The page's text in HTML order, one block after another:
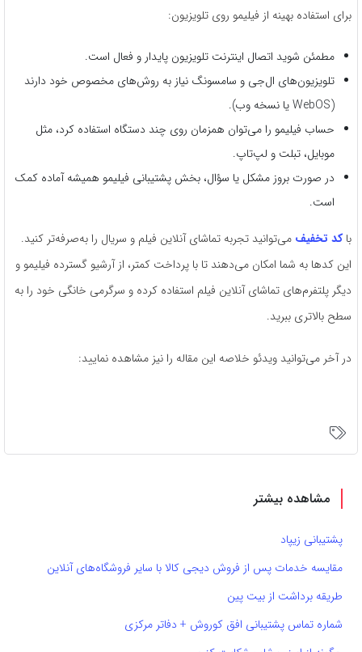
برای استفاده بهینه از فیلیمو روی تلویزیون:
مطمئن شوید اتصال اینترنت تلویزیون پایدار و فعال است.
تلویزیون‌های ال‌جی و سامسونگ نیاز به روش‌های مخصوص خود دارند
(WebOS یا نسخه وب).
حساب فیلیمو را می‌توان همزمان روی چند دستگاه استفاده کرد، مثل
موبایل، تبلت و لپ‌تاپ.
در صورت بروز مشکل یا سؤال، بخش پشتیبانی فیلیمو همیشه آماده کمک
است.
باکد تخفیف می‌توانید تجربه تماشای آنلاین فیلم و سریال را به‌صرفه‌تر کنید.
این کدها به شما امکان می‌دهند تا با پرداخت کمتر، از آرشیو گسترده فیلیمو و
دیگر پلتفرم‌های تماشای آنلاین فیلم استفاده کرده و سرگرمی خانگی خود را به
سطح بالاتری ببرید.
در آخر می‌توانید ویدئو خلاصه این مقاله را نیز مشاهده نمایید:
مشاهده بیشتر
پشتیبانی زیپاد
مقایسه خدمات پس از فروش دیجی کالا با سایر فروشگاه‌های آنلاین
طریقه برداشت از بیت پین
شماره تماس پشتیبانی افق کوروش + دفاتر مرکزی